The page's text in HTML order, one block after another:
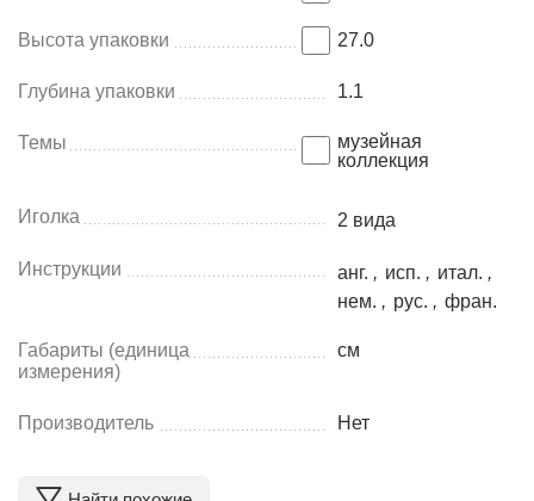
Высота упаковки 27.0
Глубина упаковки 1.1
Темы
музейная
коллекция
Иголка 2 видa
Инструкции анг. , исп. , итал. ,
нем. , рус. , фран.
Габариты (единица
измерения)
см
Производитель Нет